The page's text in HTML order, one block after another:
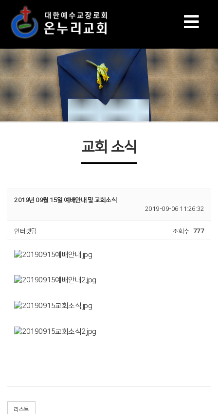
교회 소식
2019년 09월 15일 예배안내 및 교회소식
2019-09-06 11:26:32
인터넷팀 조회수 777
리스트